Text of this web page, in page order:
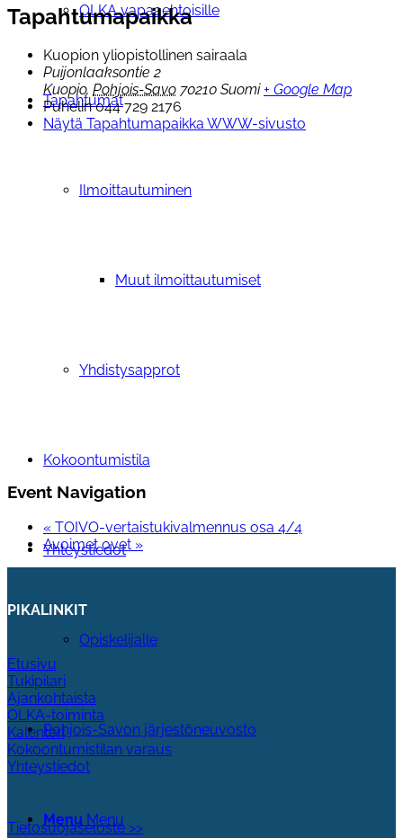
OLKA vapaaehtoisille
Tapahtumat
Ilmoittautuminen
Muut ilmoittautumiset
Yhdistysapprot
Kokoontumistila
Yhteystiedot
Opiskelijalle
Pohjois-Savon järjestöneuvosto
Menu Menu
Tapahtumapaikka
Kuopion yliopistollinen sairaala
Puijonlaaksontie 2
Kuopio, Pohjois-Savo 70210 Suomi + Google Map
Puhelin 044 729 2176
Näytä Tapahtumapaikka WWW-sivusto
Event Navigation
« TOIVO-vertaistukivalmennus osa 4/4
Avoimet ovet »
PIKALINKIT
Etusivu
Tukipilari
Ajankohtaista
OLKA-toiminta
Kalenteri
Kokoontumistilan varaus
Yhteystiedot
Tietosuojaseloste >>